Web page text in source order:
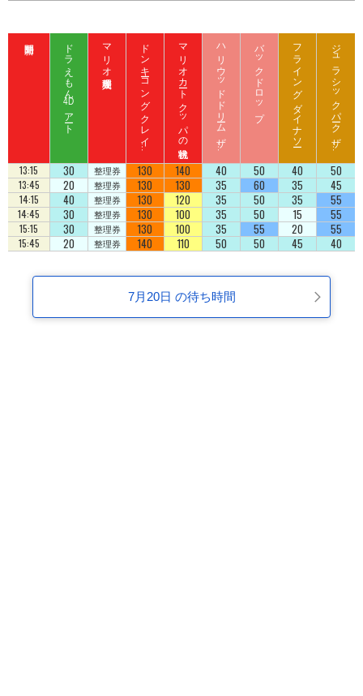
ドラえもん
4D
アート
マリオ入場整理券 ド
ン
キ
ーコ
ン
グ
ク
レ
イ
ジ
ート
ロ
ッ
コ
マリオカート クッパの挑戦状 ハ
リ
ウ
ッ
ド
ド
リ
ーム
ザ
ラ
イ
ド
バックドロップ フライング ダイナソー ジ
ュ
ラ
シ
ッ
ク
パ
ーク
ザ
ラ
イ
ド
13:15 30 整理券 130 140 40 50 40 50
13:45 20 整理券 130 130 35 60 35 45
14:15 40 整理券 130 120 35 50 35 55
14:45 30 整理券 130 100 35 50 15 55
15:15 30 整理券 130 100 35 55 20 55
15:45 20 整理券 140 110 50 50 45 40
7月20日 の待ち時間